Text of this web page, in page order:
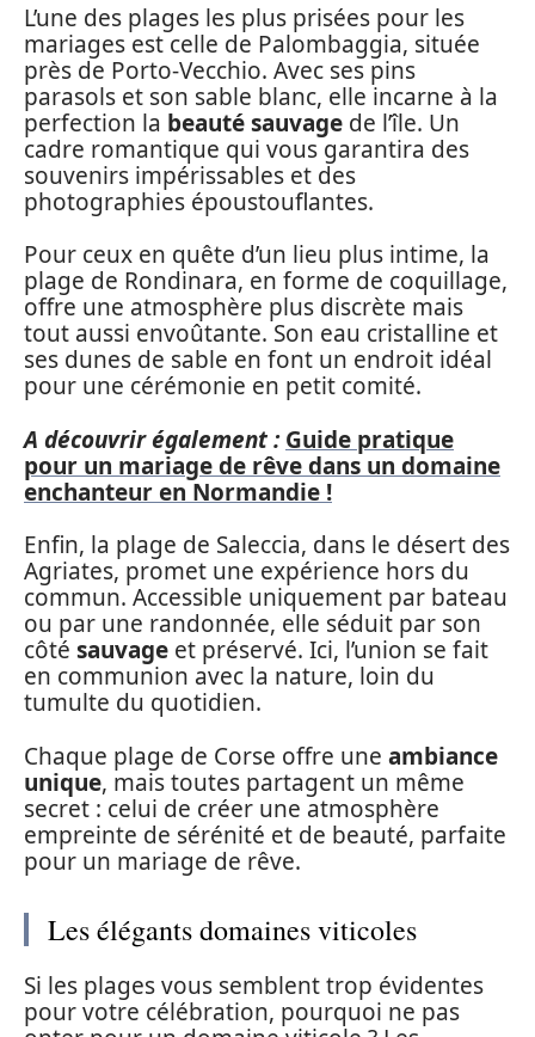
L’une des plages les plus prisées pour les
mariages est celle de Palombaggia, située
près de Porto-Vecchio. Avec ses pins
parasols et son sable blanc, elle incarne à la
perfection la beauté sauvage de l’île. Un
cadre romantique qui vous garantira des
souvenirs impérissables et des
photographies époustouflantes.
Pour ceux en quête d’un lieu plus intime, la
plage de Rondinara, en forme de coquillage,
offre une atmosphère plus discrète mais
tout aussi envoûtante. Son eau cristalline et
ses dunes de sable en font un endroit idéal
pour une cérémonie en petit comité.
A découvrir également : Guide pratique
pour un mariage de rêve dans un domaine
enchanteur en Normandie !
Enfin, la plage de Saleccia, dans le désert des
Agriates, promet une expérience hors du
commun. Accessible uniquement par bateau
ou par une randonnée, elle séduit par son
côté sauvage et préservé. Ici, l’union se fait
en communion avec la nature, loin du
tumulte du quotidien.
Chaque plage de Corse offre une ambiance
unique, mais toutes partagent un même
secret : celui de créer une atmosphère
empreinte de sérénité et de beauté, parfaite
pour un mariage de rêve.
Les élégants domaines viticoles
Si les plages vous semblent trop évidentes
pour votre célébration, pourquoi ne pas